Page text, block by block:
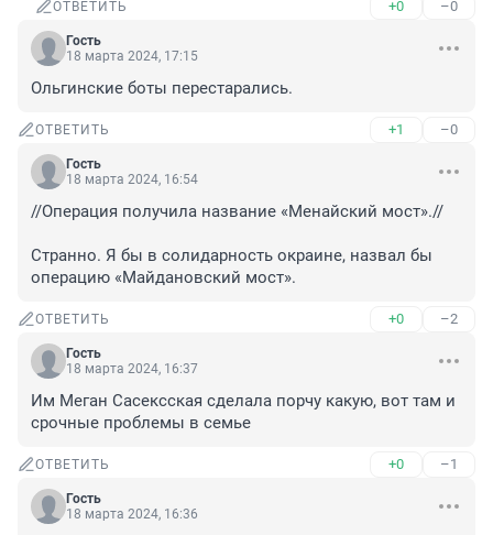
ОТВЕТИТЬ +0 –0
Гость
18 марта 2024, 17:15
Ольгинские боты перестарались.
ОТВЕТИТЬ +1 –0
Гость
18 марта 2024, 16:54
//Операция получила название «Менайский мост».//
Странно. Я бы в солидарность окраине, назвал бы
операцию «Майдановский мост».
ОТВЕТИТЬ +0 –2
Гость
18 марта 2024, 16:37
Им Меган Сасексская сделала порчу какую, вот там и
срочные проблемы в семье
ОТВЕТИТЬ +0 –1
Гость
18 марта 2024, 16:36